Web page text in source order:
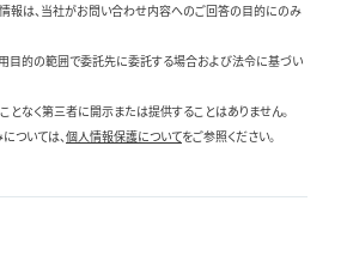
報は、当社がお問い合わせ内容へのご回答の目的にのみ
目的の範囲で委託先に委託する場合および法令に基づい
となく第三者に開示または提供することはありません。
ついては、個人情報保護についてをご参照ください。